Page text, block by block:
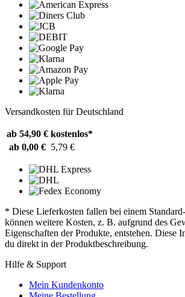
Versandkosten für Deutschland
ab 54,90 € kostenlos*
ab 0,00 € 5,79 €
* Diese Lieferkosten fallen bei einem
können weitere Kosten, z. B. aufgrund des
Eigenschaften der Produkte, entstehen. Diese
du direkt in der Produktbeschreibung.
Hilfe & Support
Mein Kundenkonto